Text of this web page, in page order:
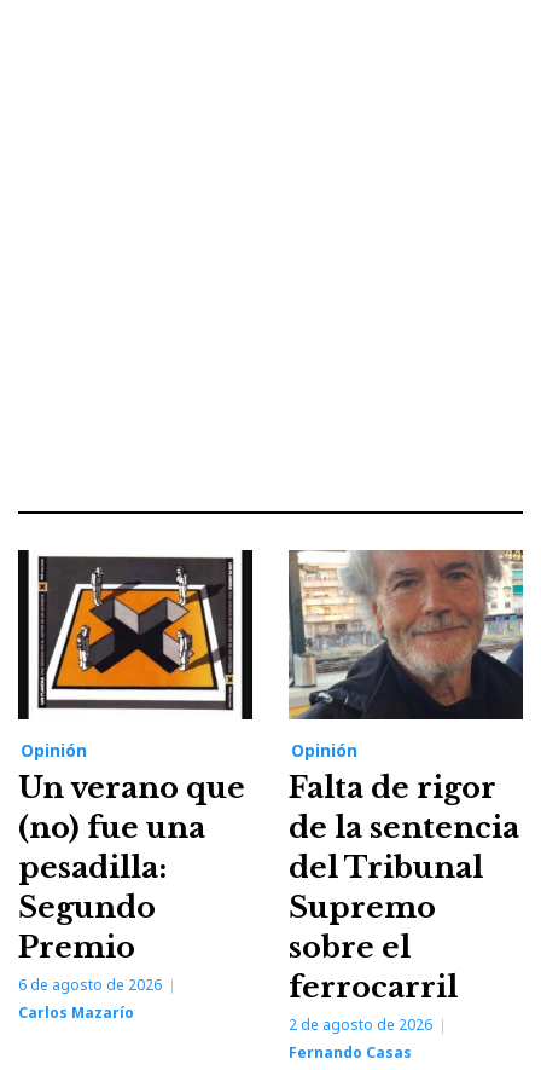
Opinión
Un verano que
(no) fue una
pesadilla:
Segundo
Premio
6 de agosto de 2026
Carlos Mazarío
Opinión
Falta de rigor
de la sentencia
del Tribunal
Supremo
sobre el
ferrocarril
2 de agosto de 2026
Fernando Casas